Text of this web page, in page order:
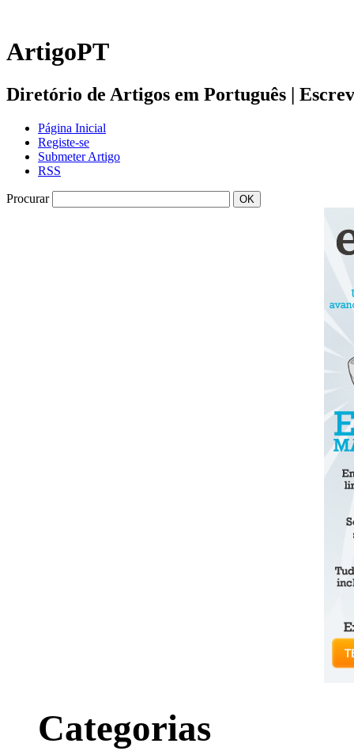
ArtigoPT
Diretório de Artigos em Português |
Página Inicial
Registe-se
Submeter Artigo
RSS
Procurar
Categorias